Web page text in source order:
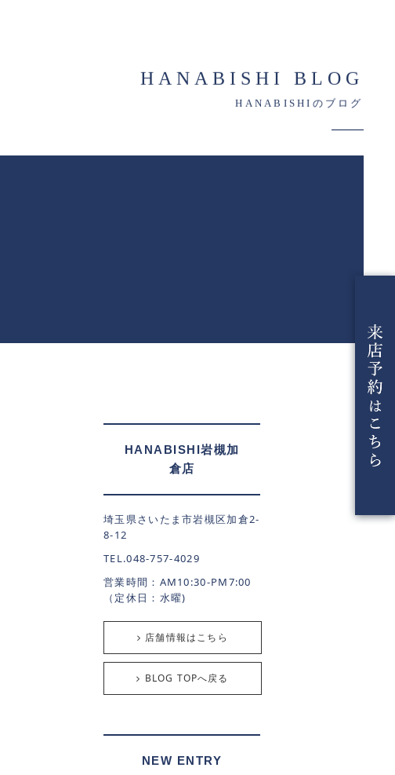
HANABISHI BLOG
HANABISHIのブログ
HANABISHI岩槻加
倉店
埼玉県さいたま市岩槻区加倉2-
8-12
TEL.048-757-4029
営業時間：AM10:30-PM7:00
（定休日：水曜)
店舗情報はこちら
BLOG TOPへ戻る
NEW ENTRY